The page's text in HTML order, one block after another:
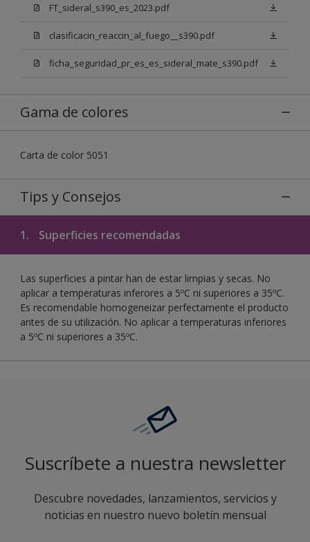
FT_sideral_s390_es_2023.pdf
clasificacin_reaccin_al_fuego__s390.pdf
ficha_seguridad_pr_es_es_sideral_mate_s390.pdf
Gama de colores
Carta de color 5051
Tips y Consejos
1. Superficies recomendadas
Las superficies a pintar han de estar limpias y secas. No
aplicar a temperaturas inferores a 5ºC ni superiores a 35ºC.
Es recomendable homogeneizar perfectamente el producto
antes de su utilización. No aplicar a temperaturas inferiores
a 5ºC ni superiores a 35ºC.
Suscríbete a nuestra newsletter
Descubre novedades, lanzamientos, servicios y
noticias en nuestro nuevo boletín mensual